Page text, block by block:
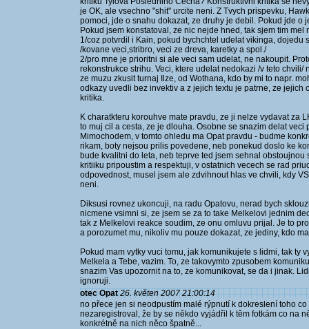
je OK, ale vsechno "shit" urcite neni. Z Tvych prispevku,
pomoci, jde o snahu dokazat, ze druhy je debil. Pokud jde o
Pokud jsem konstatoval, ze nic nejde hned, tak sjem tim mel
1/coz potvrdil i Kain, pokud bychchtel udelat vikinga, dojedu
/kovane veci,stribro, veci ze dreva, karetky a spol./
2/pro mne je prioritni si ale veci sam udelat, ne nakoupit.
rekonstrukce strihu. Veci, ktere udelat nedokazi /v teto
ze muzu zkusit turnaj Ilze, od Wothana, kdo by mi to napr.
odkazy uvedli bez invektiv a z jejich textu je patrne, ze jejich
kritika.
K charatkteru korouhve mate pravdu, ze ji nelze vydavat za
to muj cil a cesta, ze je dlouha. Osobne se snazim delat veci
Mimochodem, v tomto ohledu ma Opat pravdu - budme
rikam, boty nejsou prilis povedene, neb ponekud doslo ke
bude kvalitni do leta, neb teprve ted jsem sehnal
kritiiku pripoustim a respektuji, v ostatnich vecech se rad
odpovednost, musel jsem ale zdvihnout hlas ve chvili, kdy
neni.
Diksusi rovnez ukoncuji, na radu Opatovu, nerad bych
nicmene vsimni si, ze jsem se za to take Melkelovi jednim
tak z Melkelovi reakce soudim, ze onu omluvu prijal. Je to
a porozumet mu, nikoliv mu pouze dokazat, ze jediny, kdo
Pokud mam vytky vuci tomu, jak komunikujete s lidmi, tak ty
Melkela a Tebe, vazim. To, ze takovymto zpusobem
snazim Vas upozornit na to, ze komunikovat, se da i jinak.
ignoruji.
otec Opat 26. květen 2007 21:00:14
no přece jen si neodpustím malé rýpnutí k dokreslení toho
nezaregistroval, že by se někdo vyjádřil k těm fotkám co na
konkrétně na nich něco špatně...